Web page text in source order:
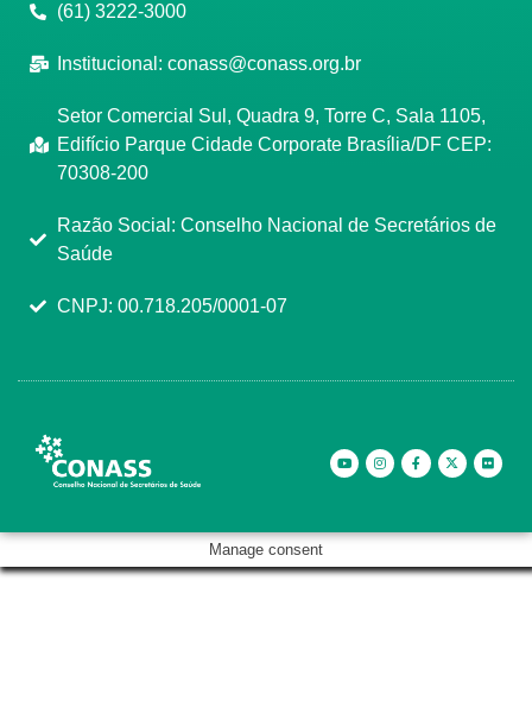
(61) 3222-3000
Institucional: conass@conass.org.br
Setor Comercial Sul, Quadra 9, Torre C, Sala 1105,
Edifício Parque Cidade Corporate Brasília/DF CEP:
70308-200
Razão Social: Conselho Nacional de Secretários de
Saúde
CNPJ: 00.718.205/0001-07
Manage consent